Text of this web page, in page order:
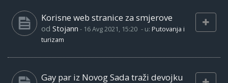
Korisne web stranice za smjerove
od Stojann - 16 Avg 2021, 15:20 - u: Putovanja i
turizam
Gay par iz Novog Sada traži devojku